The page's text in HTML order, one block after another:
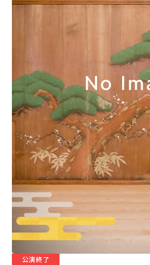
公演終了